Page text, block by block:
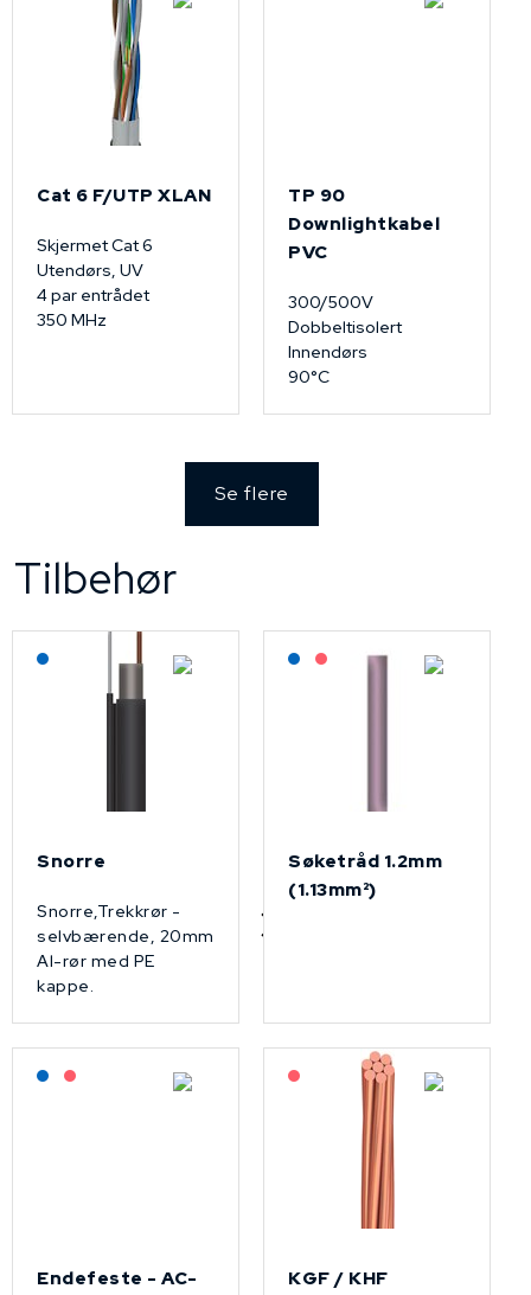
Cat 6 F/UTP XLAN
Skjermet Cat 6
Utendørs, UV
4 par entrådet
350 MHz
TP 90
Downlightkabel
PVC
300/500V
Dobbeltisolert
Innendørs
90°C
Se flere
Tilbehør
Lagerført: NEK Kabel
Snorre
Snorre,Trekkrør -
selvbærende, 20mm
Al-rør med PE
kappe.
Lagerført: NEK Kabel
På forespørsel
Søketråd 1.2mm
(1.13mm²)
Lagerført: NEK Kabel
På forespørsel
Endefeste - AC-
På forespørsel
KGF / KHF